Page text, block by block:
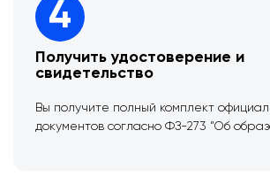
4
Получить удостоверение и
свидетельство
Вы получите полный комплект
документов согласно ФЗ-273 “Об